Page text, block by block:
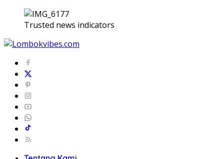
Trusted news indicators